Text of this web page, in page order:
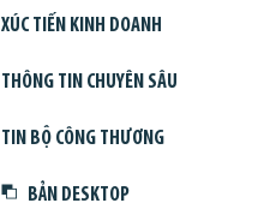
XÚC TIẾN KINH DOANH
THÔNG TIN CHUYÊN SÂU
TIN BỘ CÔNG THƯƠNG
BẢN DESKTOP